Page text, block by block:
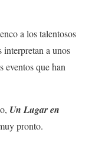
a los talentosos
a unos
eventos que han
Un Lugar en
pronto.